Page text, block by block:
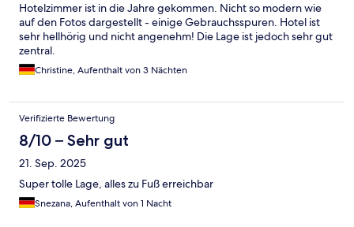
Hotelzimmer ist in die Jahre gekommen. Nicht so modern wie
auf den Fotos dargestellt - einige Gebrauchsspuren. Hotel ist
sehr hellhörig und nicht angenehm! Die Lage ist jedoch sehr gut
zentral.
Christine, Aufenthalt von 3 Nächten
Verifizierte Bewertung
8/10 – Sehr gut
21. Sep. 2025
Super tolle Lage, alles zu Fuß erreichbar
Snezana, Aufenthalt von 1 Nacht